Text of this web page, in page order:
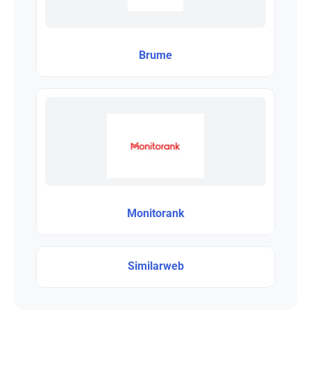
Brume
Monitorank
Similarweb